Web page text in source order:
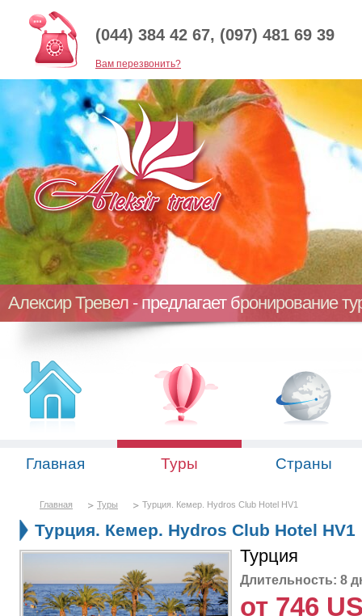
(044) 384 42 67, (097) 481 69 39
Baм перезвонить?
Алексир Тревел - предлагает бронирование
Главная Туры Страны
Главная Туры Турция. Кемер. Hydros Club Hotel HV1
Турция. Кемер. Hydros Club Hotel HV1
Турция
Длительность: 8
от 746